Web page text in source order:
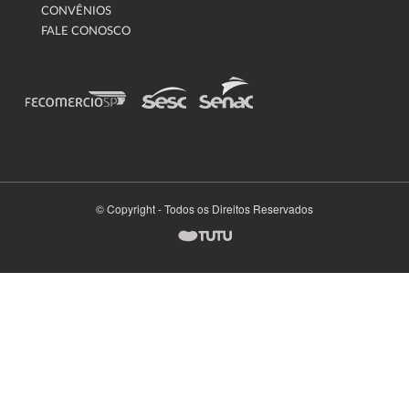
CONVÊNIOS
FALE CONOSCO
© Copyright - Todos os Direitos Reservados